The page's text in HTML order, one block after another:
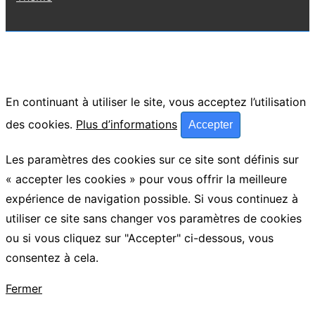
En continuant à utiliser le site, vous acceptez l’utilisation
des cookies. Plus d’informations Accepter
Les paramètres des cookies sur ce site sont définis sur
« accepter les cookies » pour vous offrir la meilleure
expérience de navigation possible. Si vous continuez à
utiliser ce site sans changer vos paramètres de cookies
ou si vous cliquez sur "Accepter" ci-dessous, vous
consentez à cela.
Fermer